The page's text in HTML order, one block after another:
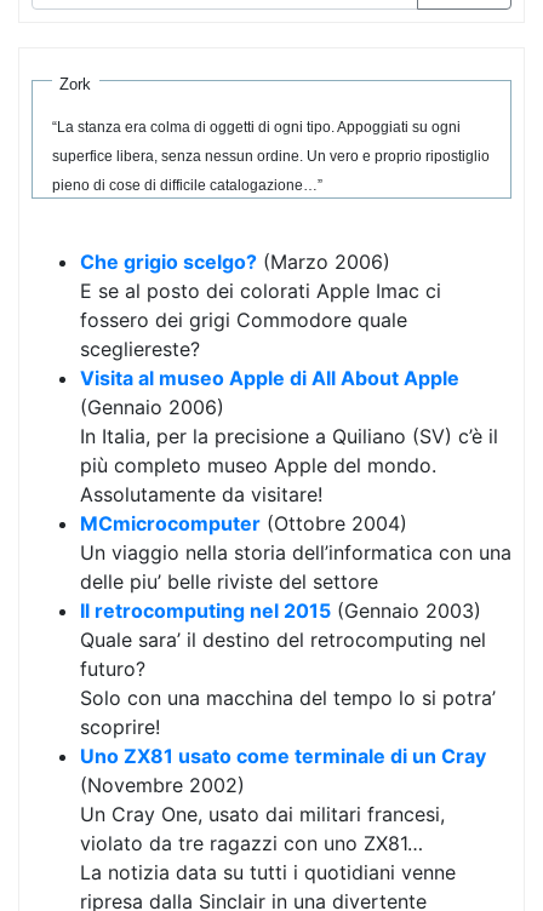
Zork
“La stanza era colma di oggetti di ogni tipo. Appoggiati su ogni
superfice libera, senza nessun ordine. Un vero e proprio ripostiglio
pieno di cose di difficile catalogazione…”
Che grigio scelgo? (Marzo 2006)
E se al posto dei colorati Apple Imac ci
fossero dei grigi Commodore quale
scegliereste?
Visita al museo Apple di All About Apple
(Gennaio 2006)
In Italia, per la precisione a Quiliano (SV) c’è il
più completo museo Apple del mondo.
Assolutamente da visitare!
MCmicrocomputer (Ottobre 2004)
Un viaggio nella storia dell’informatica con una
delle piu’ belle riviste del settore
Il retrocomputing nel 2015 (Gennaio 2003)
Quale sara’ il destino del retrocomputing nel
futuro?
Solo con una macchina del tempo lo si potra’
scoprire!
Uno ZX81 usato come terminale di un Cray
(Novembre 2002)
Un Cray One, usato dai militari francesi,
violato da tre ragazzi con uno ZX81…
La notizia data su tutti i quotidiani venne
ripresa dalla Sinclair in una divertente